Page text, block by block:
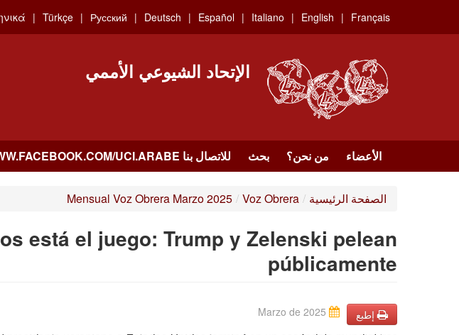
main
Français
English
Italiano
Español
Deutsch
Русский
Türkçe
الإتحاد الشيوعي الأممي
الأعضاء من نحن؟ بحث للاتصال بنا HTTPS://WWW.FACEBOOK.COM/UCI.ARABE
الصفحة الرئيسية /
Voz Obrera
/
Mensual Voz Obrera Marzo 2025
está el juego: Trump y Zelenski pelean
públicamente
إطبع